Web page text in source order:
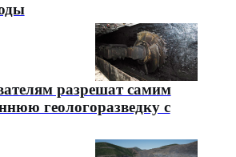
разрешат самим
геологоразведку с